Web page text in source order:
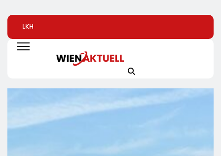
LKH
Krankenversicherung
Dreifach
Ausgezeichnet
Pizzeria: Gustavo
Innovationsprojekt
„Gustavomat“ An Den
Insolvenzen Sind